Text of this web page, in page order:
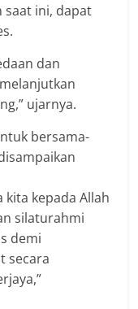
saat ini, dapat
dan
ujarnya.
bersama-
kita kepada Allah
silaturahmi
demi
secara